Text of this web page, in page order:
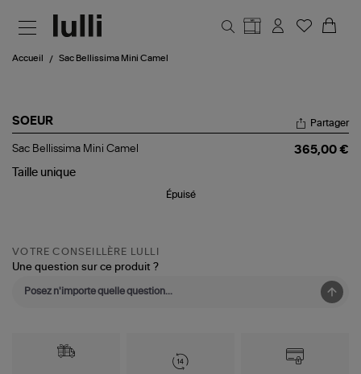
Accueil Sac Bellissima Mini Camel
SOEUR
Sac
Mini
Partager
Sac Bellissima Mini Camel
365,00 €
Taille unique
Épuisé
VOTRE CONSEILLÈRE LULLI
Une question sur ce produit ?